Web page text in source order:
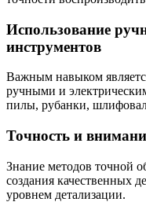
Использование
инструментов
Важным навыком
ручными и
пилы, рубанки,
Точность и
Знание методов точной
создания качественных
уровнем детализации.